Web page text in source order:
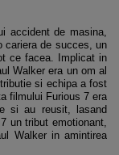
accident de masina,
cariera de succes, un
ce facea. Implicat in
Walker era un om al
si echipa a fost
filmului Furious 7 era
si au reusit, lasand
un tribut emotionant,
Walker in amintirea